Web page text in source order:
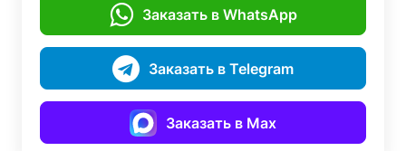
Заказать в WhatsApp
Заказать в Telegram
Заказать в Max